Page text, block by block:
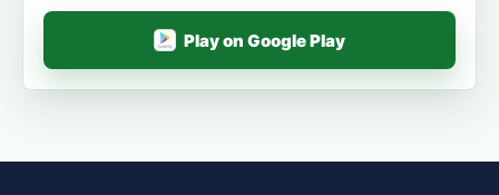
Play on Google Play